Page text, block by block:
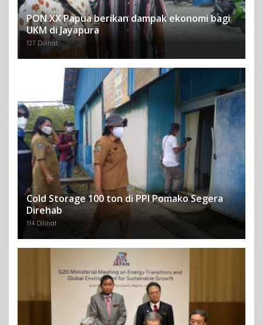
PON XX Papua berikan dampak ekonomi bagi
UKM di Jayapura
127 Dilihat
Cold Storage 100 ton di PPI Pomako Segera
Direhab
114 Dilihat